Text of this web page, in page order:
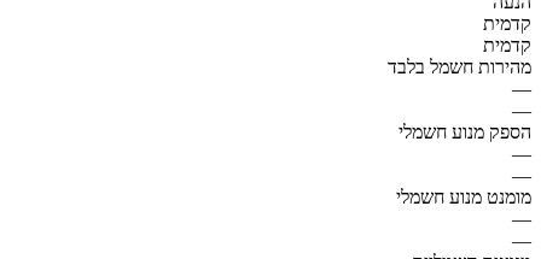
קדמית
קדמית
מהירות חשמל בלבד
—
—
הספק מנוע חשמלי
—
—
מומנט מנוע חשמלי
—
—